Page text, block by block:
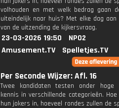
volhouden en met welk bedrag gaan
uiteindelijk naar huis? Met elke dag
van de uitzending de kijkersvraag.
23-03-2026 19:50
NPO2
Amusement.TV
Spelletjes.TV
Per Seconde Wijzer: Afl. 16
Twee kandidaten testen onder hoge
kennis in verschillende categorieën.
hun jokers in, hoeveel rondes zullen de